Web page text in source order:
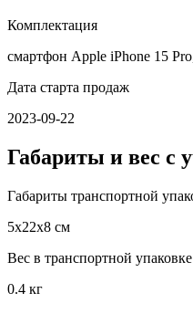
Комплектация
смартфон Apple iPhone 15
Дата старта продаж
2023-09-22
Габариты и вес с
Габариты транспортной
5х22х8 см
Вес в транспортной упаковке
0.4 кг